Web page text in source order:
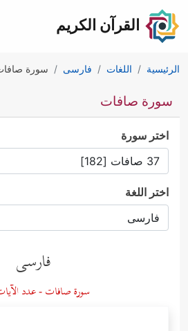
القرآن الكريم
الرئيسية اللغات فارسى سورة
سورة صافات
اختر سورة
اختر اللغة
فارسى
سورة صافات - عدد الآيات